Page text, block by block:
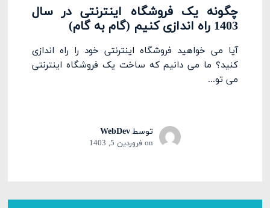
چگونه یک فروشگاه اینترنتی در سال
1403 راه اندازی کنیم (گام به گام)
آیا می خواهید فروشگاه اینترنتی خود را راه اندازی
کنید؟ ما می دانیم که ساخت یک فروشگاه اینترنتی
می تو...
توسطWebDev
onفروردین 5, 1403